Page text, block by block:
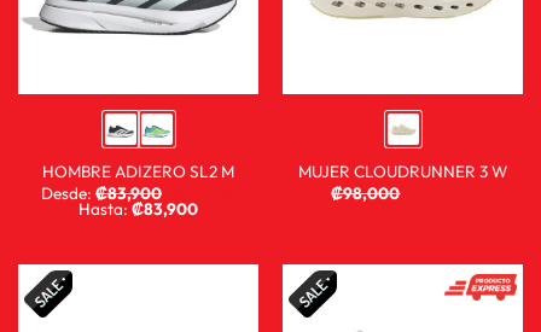
HOMBRE ADIZERO SL2 M
Desde: ₡83,900
Hasta:₡83,900
MUJER CLOUDRUNNER 3 W
₡98,000